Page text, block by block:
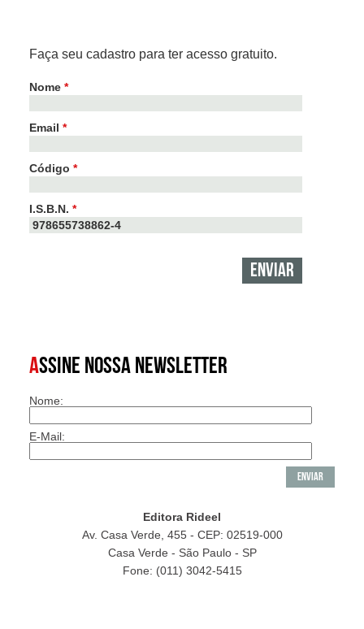
Faça seu cadastro para ter acesso gratuito.
Nome *
Email *
Código *
I.S.B.N. *
ASSINE NOSSA NEWSLETTER
Nome:
E-Mail:
Editora Rideel
Av. Casa Verde, 455 - CEP: 02519-000
Casa Verde - São Paulo - SP
Fone: (011) 3042-5415